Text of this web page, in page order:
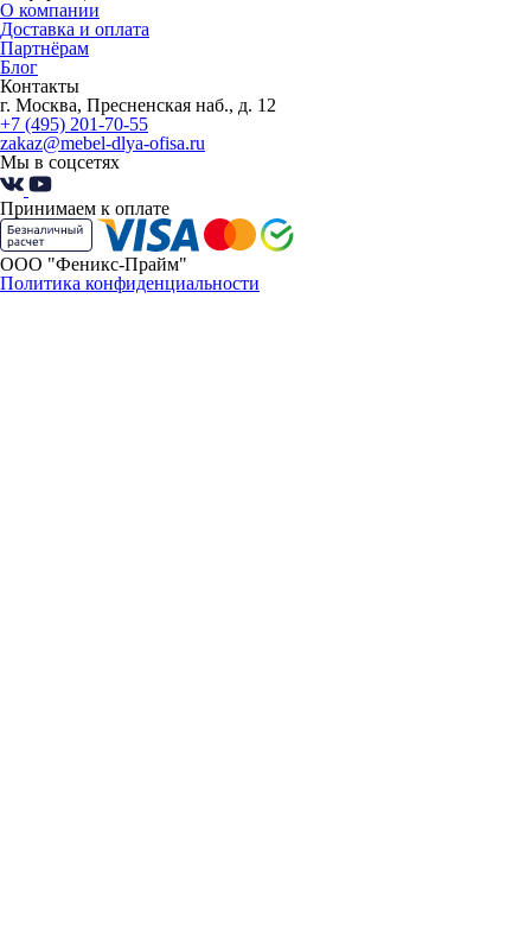
О компании
Доставка и оплата
Партнёрам
Блог
Контакты
г. Москва, Пресненская наб., д. 12
+7 (495) 201-70-55
zakaz@mebel-dlya-ofisa.ru
Мы в соцсетях
Принимаем к оплате
ООО "Феникс-Прайм"
Политика конфиденциальности